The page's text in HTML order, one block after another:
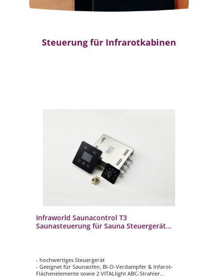
Steuerung für Infrarotkabinen
Infraworld Saunacontrol T3
Saunasteuerung für Sauna Steuergerät
- hochwertiges Steuergerät
- Geeignet für Saunaofen, Bi-O-Verdampfer & Infarot-
Flächenelemente sowie 2 VITALlight ABC-Strahler